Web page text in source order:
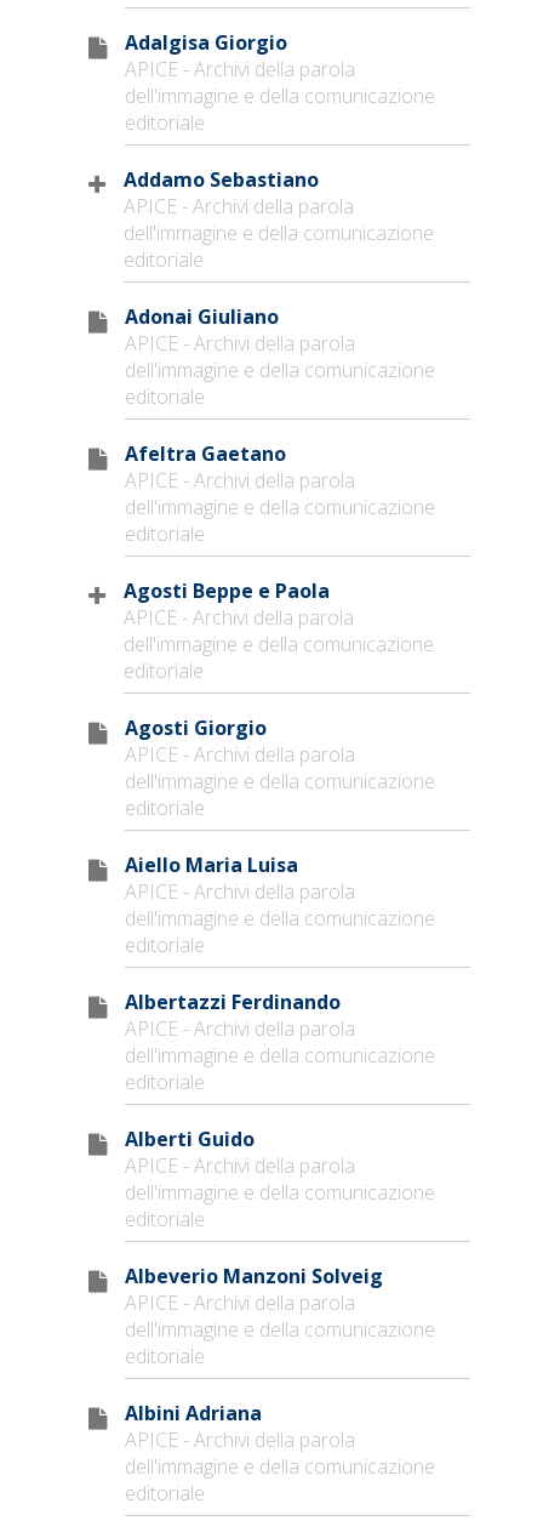
Adalgisa Giorgio
APICE - Archivi della parola
dell'immagine e della comunicazione
editoriale
Addamo Sebastiano
APICE - Archivi della parola
dell'immagine e della comunicazione
editoriale
Adonai Giuliano
APICE - Archivi della parola
dell'immagine e della comunicazione
editoriale
Afeltra Gaetano
APICE - Archivi della parola
dell'immagine e della comunicazione
editoriale
Agosti Beppe e Paola
APICE - Archivi della parola
dell'immagine e della comunicazione
editoriale
Agosti Giorgio
APICE - Archivi della parola
dell'immagine e della comunicazione
editoriale
Aiello Maria Luisa
APICE - Archivi della parola
dell'immagine e della comunicazione
editoriale
Albertazzi Ferdinando
APICE - Archivi della parola
dell'immagine e della comunicazione
editoriale
Alberti Guido
APICE - Archivi della parola
dell'immagine e della comunicazione
editoriale
Albeverio Manzoni Solveig
APICE - Archivi della parola
dell'immagine e della comunicazione
editoriale
Albini Adriana
APICE - Archivi della parola
dell'immagine e della comunicazione
editoriale